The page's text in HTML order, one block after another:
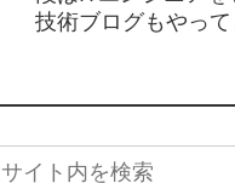
技術ブログもやって